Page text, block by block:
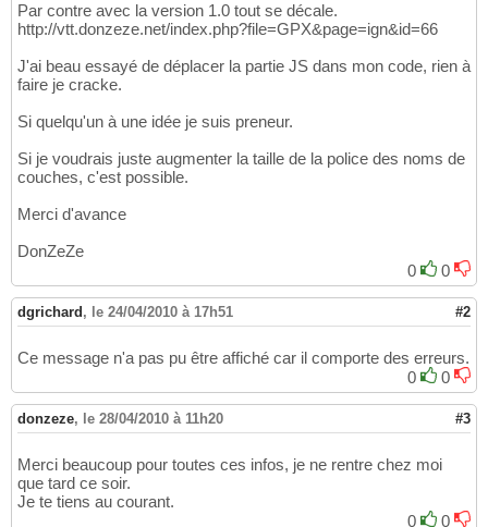
Par contre avec la version 1.0 tout se décale.
http://vtt.donzeze.net/index.php?file=GPX&page=ign&id=66
J'ai beau essayé de déplacer la partie JS dans mon code, rien à
faire je cracke.
Si quelqu'un à une idée je suis preneur.
Si je voudrais juste augmenter la taille de la police des noms de
couches, c'est possible.
Merci d'avance
DonZeZe
0
0
dgrichard , le 24/04/2010 à 17h51 #2
Ce message n'a pas pu être affiché car il comporte des erreurs.
0
0
donzeze, le 28/04/2010 à 11h20 #3
Merci beaucoup pour toutes ces infos, je ne rentre chez moi
que tard ce soir.
Je te tiens au courant.
0
0